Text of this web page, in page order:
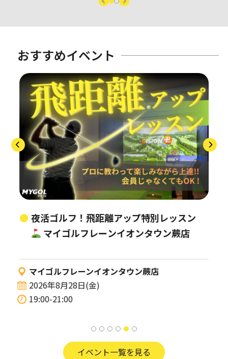
おすすめイベント
夜活ゴルフ！飛距離アップ特別レッスン
マイゴルフレーンイオンタウン蕨店
マイゴルフレーンイオンタウン蕨店
2026年8月28日(金)
19:00-21:00
イベント一覧を見る